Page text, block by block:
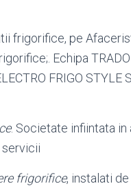
frigorifice, pe
Echipa
FRIGO STYLE
. Societate infiintata in
servicii
frigorifice, instalati